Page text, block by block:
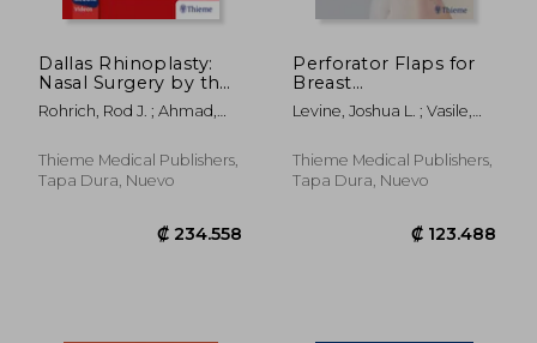
Dallas Rhinoplasty:
Nasal Surgery by the
Masters (en Inglés)
Rohrich, Rod J. ; Ahmad,
Thieme Medical Publishers,
Tapa Dura, Nuevo
Perforator Flaps for
Breast
Reconstruction (en
Inglés)
Levine, Joshua L. ; Vasile,
Thieme Medical Publishers,
Tapa Dura, Nuevo